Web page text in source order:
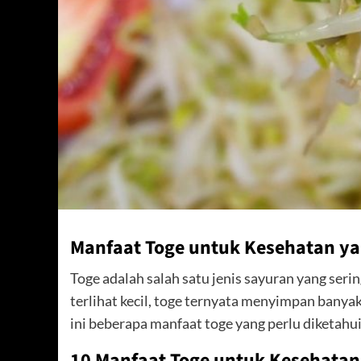
Manfaat Toge untuk Kesehatan
Toge adalah salah satu jenis sayuran yang
terlihat kecil, toge ternyata menyimpan
ini beberapa manfaat toge yang perlu